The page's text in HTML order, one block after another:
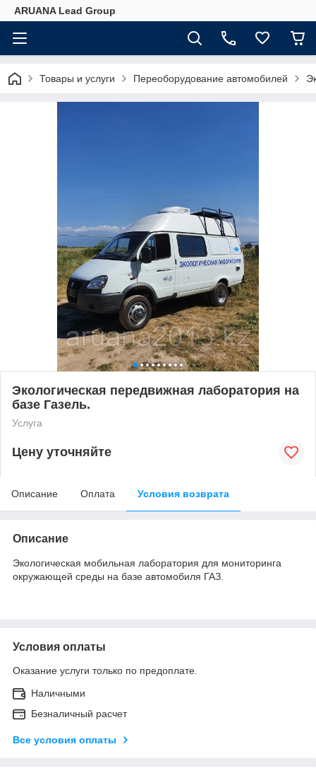
ARUANA Lead Group
Товары и услуги Переоборудование автомобилей
Экологическая передвижная лаборатория на
базе Газель.
Услуга
Цену уточняйте
Описание Оплата Условия возврата
Описание
Экологическая мобильная лаборатория для мониторинга
окружающей среды на базе автомобиля ГАЗ.
Условия оплаты
Оказание услуги только по предоплате.
Наличными
Безналичный расчет
Все условия оплаты